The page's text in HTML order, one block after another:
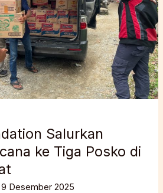
Salurkan
ke Tiga Posko di
9 Desember 2025